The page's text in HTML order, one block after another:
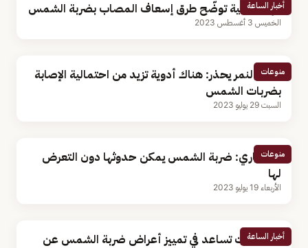
أخبار الساعة
فهد الطبية توضّح طرق إسعاف المصاب بضربة الشمس
الخميس 3 أغسطس 2023
منوعات
خالد النمر يحذر: هناك أدوية تزيد من احتمالية الإصابة
بضربات الشمس
السبت 29 يوليو 2023
منوعات
استشاري: ضربة الشمس يمكن حدوثها دون التعرض
لها
الأربعاء 19 يوليو 2023
أخبار الساعة
6 خطوات تساعد في تمييز أعراض ضربة الشمس عن